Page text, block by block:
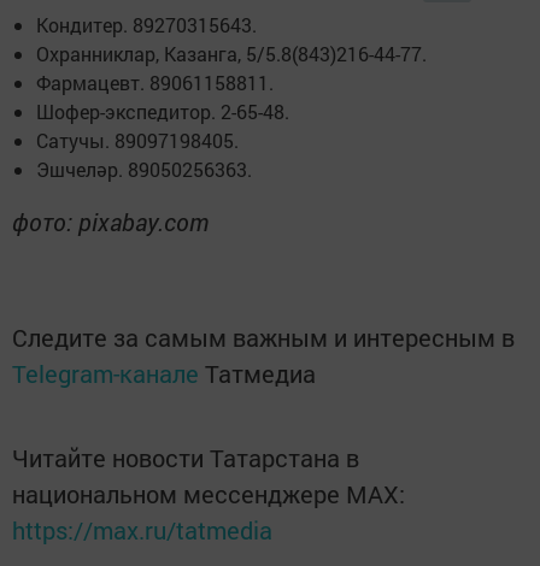
Кондитер. 89270315643.
Охранниклар, Казанга, 5/5.8(843)216-44-77.
Фармацевт. 89061158811.
Шофер-экспедитор. 2-65-48.
Сатучы. 89097198405.
Эшчеләр. 89050256363.
фото: pixabay.com
Следите за самым важным и интересным в
Telegram-канале Татмедиа
Читайте новости Татарстана в
национальном мессенджере MАХ:
https://max.ru/tatmedia